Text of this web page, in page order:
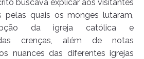
buscava explicar aos visitantes
pelas quais os monges lutaram,
da igreja católica e
crenças, além de notas
nuances das diferentes igrejas